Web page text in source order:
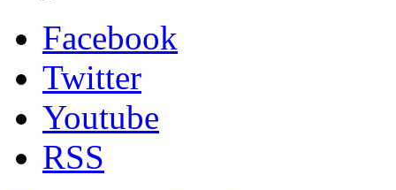
Facebook
Twitter
Youtube
RSS